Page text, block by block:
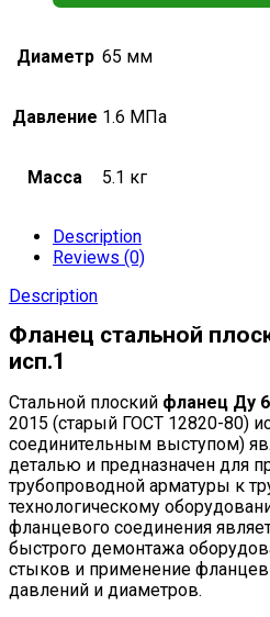
Диаметр 65 мм
Давление 1.6 МПа
Масса 5.1 кг
Description
Reviews (0)
Description
Фланец стальной
исп.1
Стальной плоский фланец Ду
2015 (старый ГОСТ 12820-80)
соединительным выступом)
деталью и предназначен для
трубопроводной арматуры к
технологическому
фланцевого соединения
быстрого демонтажа
стыков и применение
давлений и диаметров.